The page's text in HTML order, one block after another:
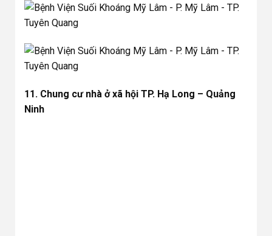
11. Chung cư nhà ở xã hội TP. Hạ Long – Quảng
Ninh